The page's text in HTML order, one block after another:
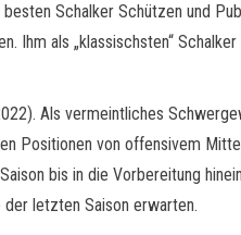
Schalker Schützen und
Ihm als „klassischsten“
Als vermeintliches
Positionen von offensivem
bis in die Vorbereitung
letzten Saison erwarten.